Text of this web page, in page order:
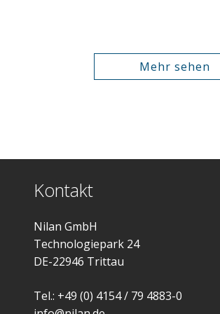
Mehr sehen
Kontakt
Nilan GmbH
Technologiepark 24
DE-22946 Trittau
Tel.: +49 (0) 4154 / 79 4883-0